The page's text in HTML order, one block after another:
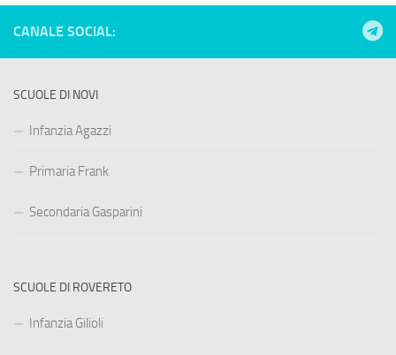
CANALE SOCIAL:
SCUOLE DI NOVI
Infanzia Agazzi
Primaria Frank
Secondaria Gasparini
SCUOLE DI ROVERETO
Infanzia Gilioli